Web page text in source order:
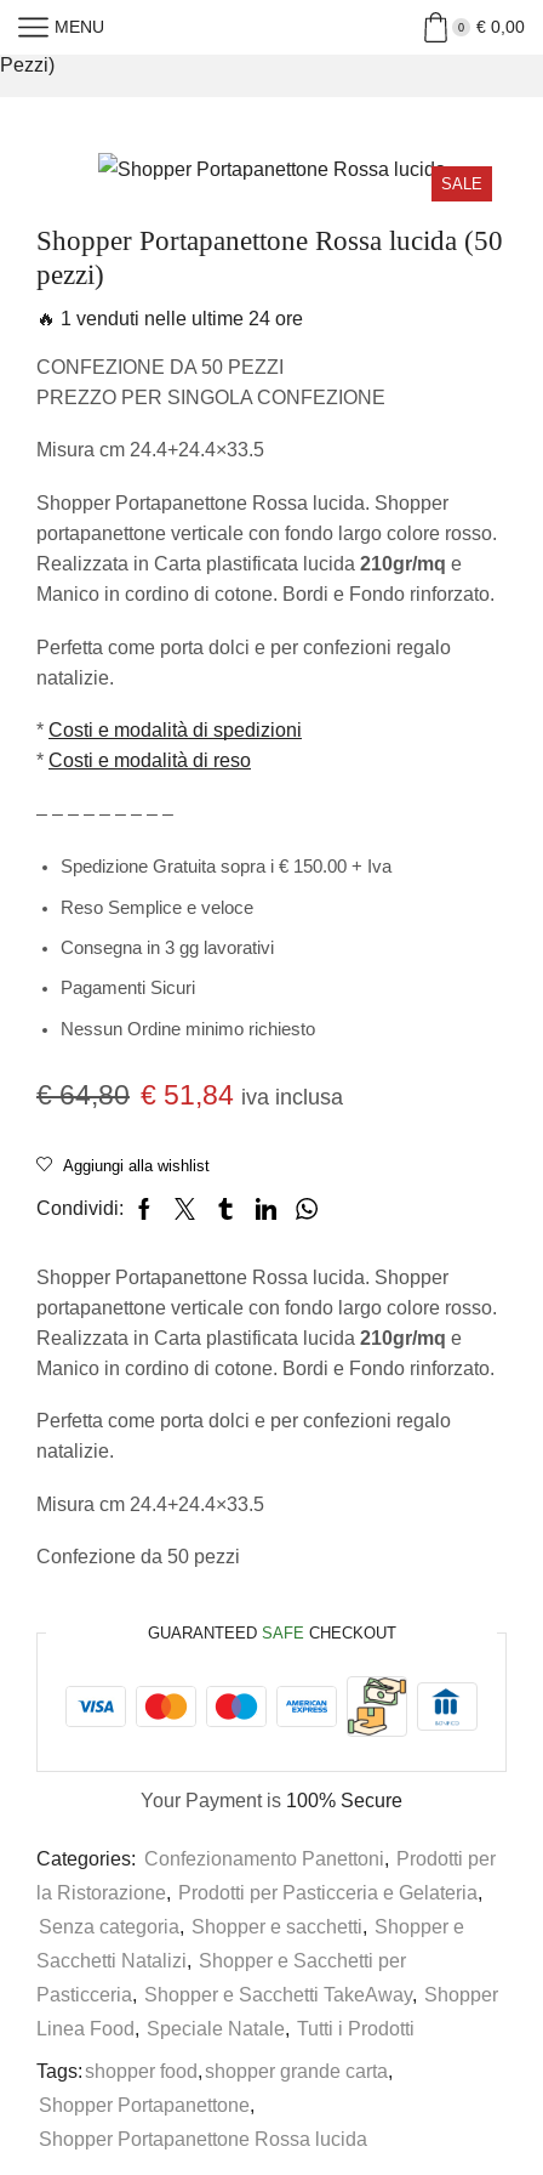
MENU 0 €0,00
Home »Shop
Shopper Portapanettone Rossa Lucida (50
Pezzi)
SALE
Shopper Portapanettone Rossa lucida (50
pezzi)
🔥 1 venduti nelle ultime 24 ore
CONFEZIONE DA 50 PEZZI
PREZZO PER SINGOLA CONFEZIONE
Misura cm 24.4+24.4×33.5
Shopper Portapanettone Rossa lucida. Shopper
portapanettone verticale con fondo largo colore rosso.
Realizzata in Carta plastificata lucida 210gr/mq e
Manico in cordino di cotone. Bordi e Fondo rinforzato.
Perfetta come porta dolci e per confezioni regalo
natalizie.
* Costi e modalità di spedizioni
* Costi e modalità di reso
– – – – – – – – –
Spedizione Gratuita sopra i € 150.00 + Iva
Reso Semplice e veloce
Consegna in 3 gg lavorativi
Pagamenti Sicuri
Nessun Ordine minimo richiesto
€64,80 € 51,84 iva inclusa
Aggiungi alla wishlist
Condividi:
Shopper Portapanettone Rossa lucida. Shopper
portapanettone verticale con fondo largo colore rosso.
Realizzata in Carta plastificata lucida 210gr/mq e
Manico in cordino di cotone. Bordi e Fondo rinforzato.
Perfetta come porta dolci e per confezioni regalo
natalizie.
Misura cm 24.4+24.4×33.5
Confezione da 50 pezzi
GUARANTEED SAFE CHECKOUT
Your Payment is 100% Secure
Categories: Confezionamento Panettoni, Prodotti per
la Ristorazione, Prodotti per Pasticceria e Gelateria,
Senza categoria, Shopper e sacchetti, Shopper e
Sacchetti Natalizi, Shopper e Sacchetti per
Pasticceria, Shopper e Sacchetti TakeAway, Shopper
Linea Food, Speciale Natale, Tutti i Prodotti
Tags:shopper food,shopper grande carta,
Shopper Portapanettone,
Shopper Portapanettone Rossa lucida